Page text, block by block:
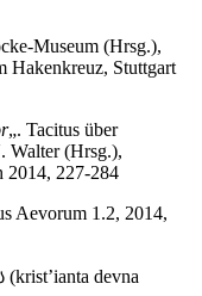
Museum (Hrsg.),
Hakenkreuz, Stuttgart
„. Tacitus über
Walter (Hrsg.),
2014, 227-284
Aevorum 1.2, 2014,
devna